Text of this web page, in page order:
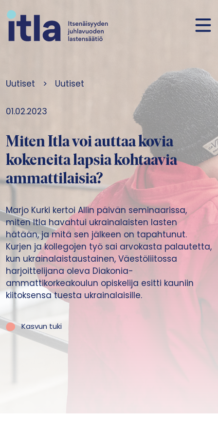
Uutiset > Uutiset
01.02.2023
Miten Itla voi auttaa kovia
kokeneita lapsia kohtaavia
ammattilaisia?
Marjo Kurki kertoi Allin päivän seminaarissa,
miten Itla havahtui ukrainalaisten lasten
hätään, ja mitä sen jälkeen on tapahtunut.
Kurjen ja kollegojen työ sai arvokasta palautetta,
kun ukrainalaistaustainen, Väestöliitossa
harjoittelijana oleva Diakonia-
ammattikorkeakoulun opiskelija esitti kauniin
kiitoksensa tuesta ukrainalaisille.
Kasvun tuki